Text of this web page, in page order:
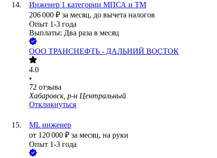
Инженер 1 категории МПСА и ТМ
206 000 ₽ за месяц, до вычета налогов
Опыт 1-3 года
Выплаты: Два раза в месяц
ООО ТРАНСНЕФТЬ - ДАЛЬНИЙ ВОСТОК
4.0
•
72 отзыва
Хабаровск, р-н Центральный
Откликнуться
ML инженер
от 120 000 ₽ за месяц, на руки
Опыт 1-3 года